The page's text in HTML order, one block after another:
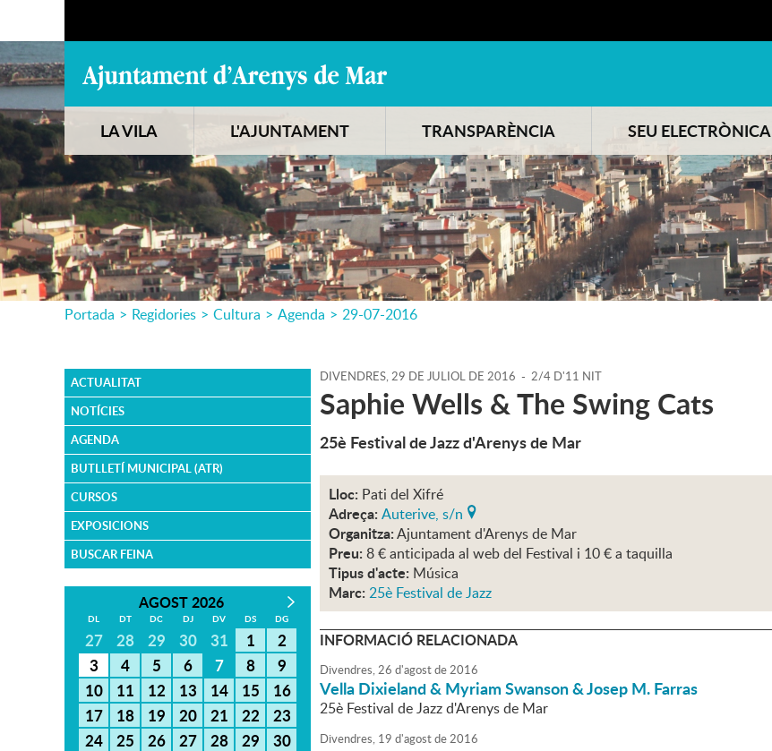
LA VILA L'AJUNTAMENT TRANSPARÈNCIA SEU ELECTRÒNICA
Portada > Regidories > Cultura > Agenda > 29-07-2016
ACTUALITAT
NOTÍCIES
AGENDA
BUTLLETÍ MUNICIPAL (ATR)
CURSOS
EXPOSICIONS
BUSCAR FEINA
AGOST 2026
DL DT DC DJ DV DS DG
27 28 29 30 31 1
2
3
4 5 6 7 8
9
10
11 12 13 14 15
16
17
18 19 20 21 22
23
24
25 26 27 28 29
30
DIVENDRES,29 DE JULIOL DE 2016 - 2/4 D'11 NIT
Saphie Wells & The Swing Cats
25è Festival de Jazz d'Arenys de Mar
Lloc: Pati del Xifré
Adreça: Auterive, s/n
Organitza:Ajuntament d'Arenys de Mar
Preu: 8 € anticipada al web del Festival i 10 € a taquilla
Tipus d'acte: Música
Marc: 25è Festival de Jazz
INFORMACIÓ RELACIONADA
Divendres,26 d'agostde2016
Vella Dixieland & Myriam Swanson & Josep M. Farras
25è Festival de Jazz d'Arenys de Mar
Divendres, 19 d'agostde2016